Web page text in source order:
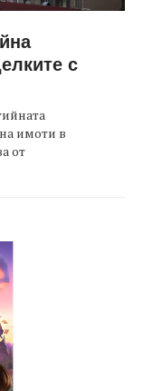
с
имоти в
от